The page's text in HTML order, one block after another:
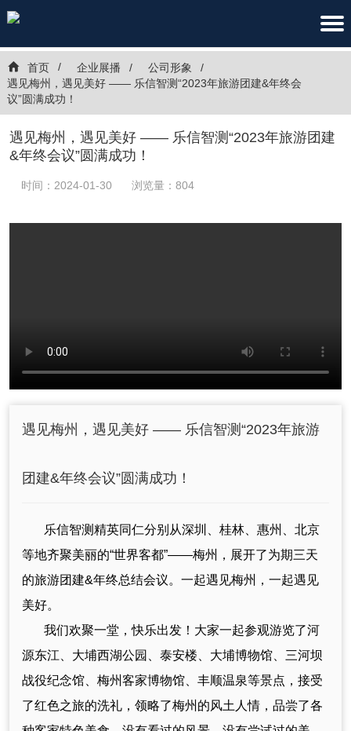
首页 企业展播
公司形象
遇见梅州，遇见美好 —— 乐信智测“2023年旅游团建&年终会
议”圆满成功！
遇见梅州，遇见美好 —— 乐信智测“2023年旅游团建
&年终会议”圆满成功！
时间：2024-01-30 浏览量：804
遇见梅州，遇见美好 —— 乐信智测“2023年旅游
团建&年终会议”圆满成功！
乐信智测精英同仁分别从深圳、桂林、惠州、北京
等地齐聚美丽的“世界客都”——梅州，展开了为期三天
的旅游团建&年终总结会议。一起遇见梅州，一起遇见
美好。
我们欢聚一堂，快乐出发！大家一起参观游览了河
源东江、大埔西湖公园、泰安楼、大埔博物馆、三河坝
战役纪念馆、梅州客家博物馆、丰顺温泉等景点，接受
了红色之旅的洗礼，领略了梅州的风土人情，品尝了各